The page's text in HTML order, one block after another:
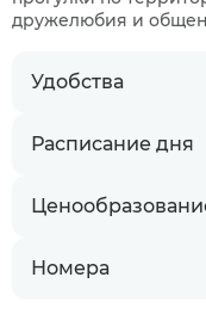
Удобства
Расписание дня
Номера
дружелюбия и